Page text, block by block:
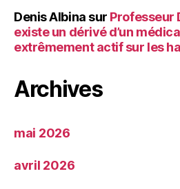
Denis Albina sur Professeur
existe un dérivé d’un
extrêmement actif sur les
Archives
mai 2026
avril 2026